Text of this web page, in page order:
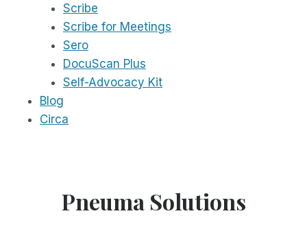
Scribe
Scribe for Meetings
Sero
DocuScan Plus
Self-Advocacy Kit
Blog
Circa
Pneuma Solutions